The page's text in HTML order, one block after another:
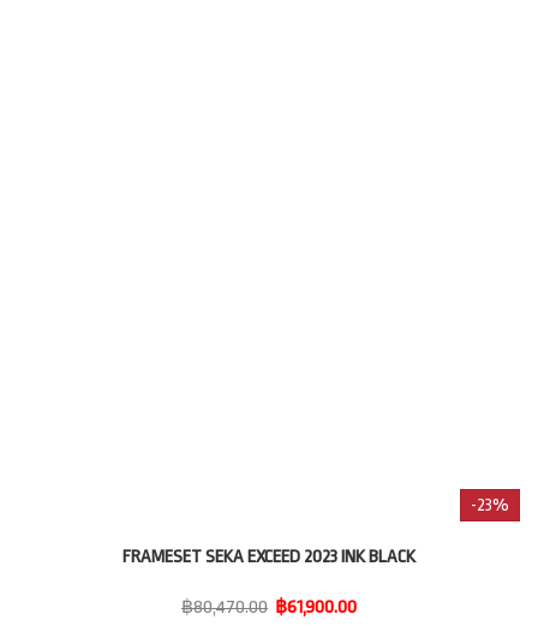
-23%
FRAMESET SEKA EXCEED 2023 INK BLACK
฿80,470.00 ฿61,900.00